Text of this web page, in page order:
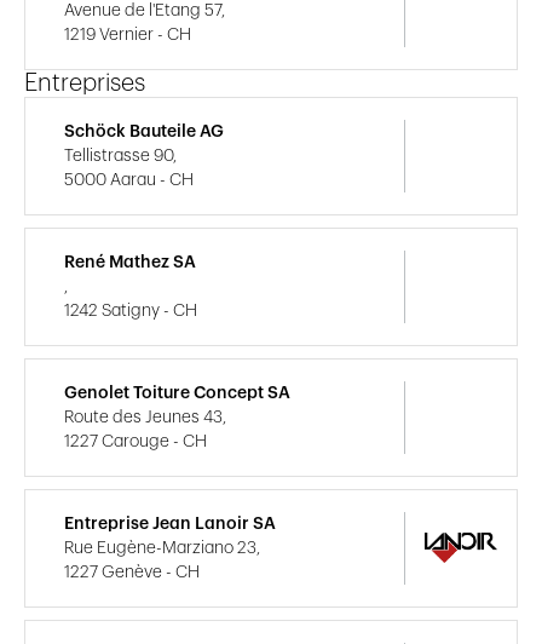
Avenue de l'Etang 57,
1219 Vernier - CH
Entreprises
Schöck Bauteile AG
Tellistrasse 90,
5000 Aarau - CH
René Mathez SA
1242 Satigny - CH
Genolet Toiture Concept SA
Route des Jeunes 43,
1227 Carouge - CH
Entreprise Jean Lanoir SA
Rue Eugène-Marziano 23,
1227 Genève - CH